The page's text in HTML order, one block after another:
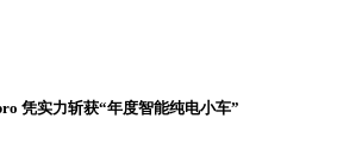
凭实力斩获“年度智能纯电小车”